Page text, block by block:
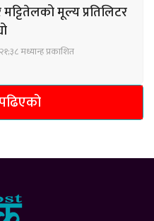
मूल्य प्रतिलिटर
मध्यान्ह प्रकाशित